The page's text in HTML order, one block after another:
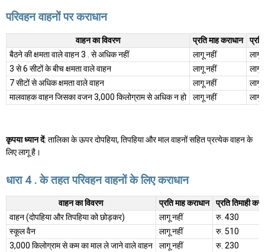
परिवहन वाहनों पर कराधान
वाहन का विवरण प्रति माह कराधान
बैठने की क्षमता वाले वाहन 3 . से अधिक नहीं
लागू नहीं
लागू
3 से 6 सीटों के बीच क्षमता वाले वाहन
लागू नहीं
लागू
7 सीटों से अधिक क्षमता वाले वाहन
लागू नहीं
लागू
मालवाहक वाहन जिसका वजन 3,000 किलोग्राम से अधिक न हो
लागू नहीं लागू
कृपया ध्यान दें: तालिका के ऊपर दोपहिया, तिपहिया और माल वाहनों सहित प्रत्येक वाहन के
लिए लागू है।
धारा 4 . के तहत परिवहन वाहनों के लिए कराधान
वाहन का विवरण प्रति माह कराधान
प्रति तिमाही
वाहन (दोपहिया और तिपहिया को छोड़कर)
लागू नहीं
रु. 430
स्कूल वैन
लागू नहीं
रु. 510
3,000 किलोग्राम से कम का माल ले जाने वाले वाहन
लागू नहीं
रु. 230